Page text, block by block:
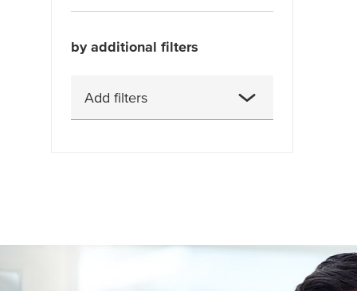
PVC-folie(3)
by additional filters
Add filters